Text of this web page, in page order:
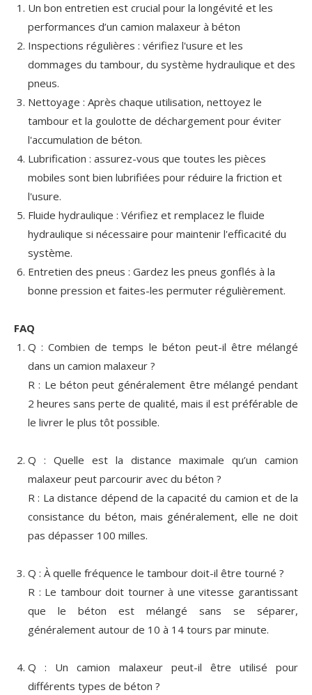
Un bon entretien est crucial pour la longévité et les
performances d’un camion malaxeur à béton
Inspections régulières : vérifiez l'usure et les
dommages du tambour, du système hydraulique et des
pneus.
Nettoyage : Après chaque utilisation, nettoyez le
tambour et la goulotte de déchargement pour éviter
l'accumulation de béton.
Lubrification : assurez-vous que toutes les pièces
mobiles sont bien lubrifiées pour réduire la friction et
l'usure.
Fluide hydraulique : Vérifiez et remplacez le fluide
hydraulique si nécessaire pour maintenir l'efficacité du
système.
Entretien des pneus : Gardez les pneus gonflés à la
bonne pression et faites-les permuter régulièrement.
FAQ
Q : Combien de temps le béton peut-il être mélangé
dans un camion malaxeur ?
R : Le béton peut généralement être mélangé pendant
2 heures sans perte de qualité, mais il est préférable de
le livrer le plus tôt possible.
Q : Quelle est la distance maximale qu’un camion
malaxeur peut parcourir avec du béton ?
R : La distance dépend de la capacité du camion et de la
consistance du béton, mais généralement, elle ne doit
pas dépasser 100 milles.
Q : À quelle fréquence le tambour doit-il être tourné ?
R : Le tambour doit tourner à une vitesse garantissant
que le béton est mélangé sans se séparer,
généralement autour de 10 à 14 tours par minute.
Q : Un camion malaxeur peut-il être utilisé pour
différents types de béton ?